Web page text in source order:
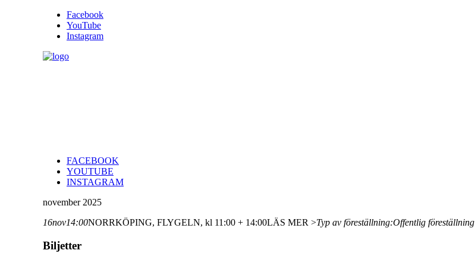
Facebook
YouTube
Instagram
FACEBOOK
YOUTUBE
INSTAGRAM
november 2025
16nov14:00NORRKÖPING, FLYGELN, kl 11:00 + 14:00LÄS MER >Typ av föreställning:Offentlig föreställning
Biljetter